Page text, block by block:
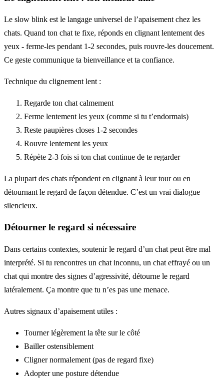
Le slow blink est le langage universel de l’apaisement chez les
chats. Quand ton chat te fixe, réponds en clignant lentement des
yeux - ferme-les pendant 1-2 secondes, puis rouvre-les doucement.
Ce geste communique ta bienveillance et ta confiance.
Technique du clignement lent :
Regarde ton chat calmement
Ferme lentement les yeux (comme si tu t’endormais)
Reste paupières closes 1-2 secondes
Rouvre lentement les yeux
Répète 2-3 fois si ton chat continue de te regarder
La plupart des chats répondent en clignant à leur tour ou en
détournant le regard de façon détendue. C’est un vrai dialogue
silencieux.
Détourner le regard si nécessaire
Dans certains contextes, soutenir le regard d’un chat peut être mal
interprété. Si tu rencontres un chat inconnu, un chat effrayé ou un
chat qui montre des signes d’agressivité, détourne le regard
latéralement. Ça montre que tu n’es pas une menace.
Autres signaux d’apaisement utiles :
Tourner légèrement la tête sur le côté
Bailler ostensiblement
Cligner normalement (pas de regard fixe)
Adopter une posture détendue